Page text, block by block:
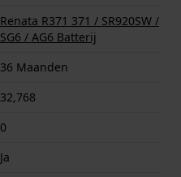
Renata R371 371 / SR920SW /
SG6 / AG6 Batterij
36 Maanden
32,768
0
Ja